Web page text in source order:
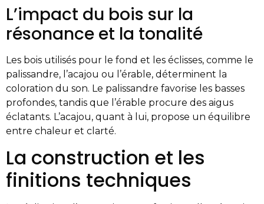
L’impact du bois sur la
résonance et la tonalité
Les bois utilisés pour le fond et les éclisses, comme le
palissandre, l’acajou ou l’érable, déterminent la
coloration du son. Le palissandre favorise les basses
profondes, tandis que l’érable procure des aigus
éclatants. L’acajou, quant à lui, propose un équilibre
entre chaleur et clarté.
La construction et les
finitions techniques